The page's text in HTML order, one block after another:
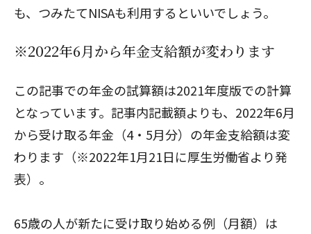
も、つみたてNISAも利用するといいでしょう。
※2022年6月から年金支給額が変わります
この記事での年金の試算額は2021年度版での計算
となっています。記事内記載額よりも、2022年6月
から受け取る年金（4・5月分）の年金支給額は変
わります（※2022年1月21日に厚生労働省より発
表）。
65歳の人が新たに受け取り始める例（月額）は